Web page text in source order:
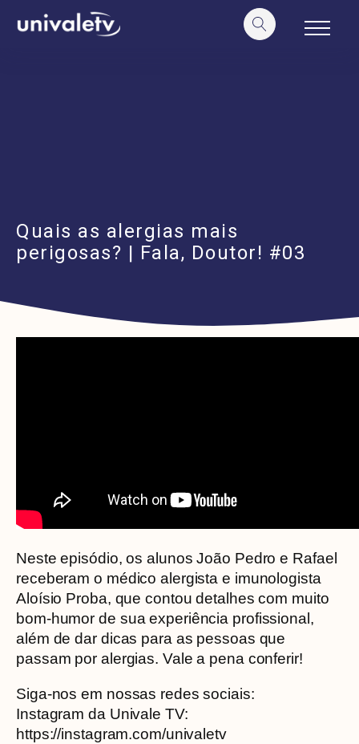
conteúdo
Quais as alergias mais
perigosas? | Fala, Doutor! #03
Neste episódio, os alunos João Pedro e Rafael
receberam o médico alergista e imunologista
Aloísio Proba, que contou detalhes com muito
bom-humor de sua experiência profissional,
além de dar dicas para as pessoas que
passam por alergias. Vale a pena conferir!
Siga-nos em nossas redes sociais:
Instagram da Univale TV:
https://instagram.com/univaletv